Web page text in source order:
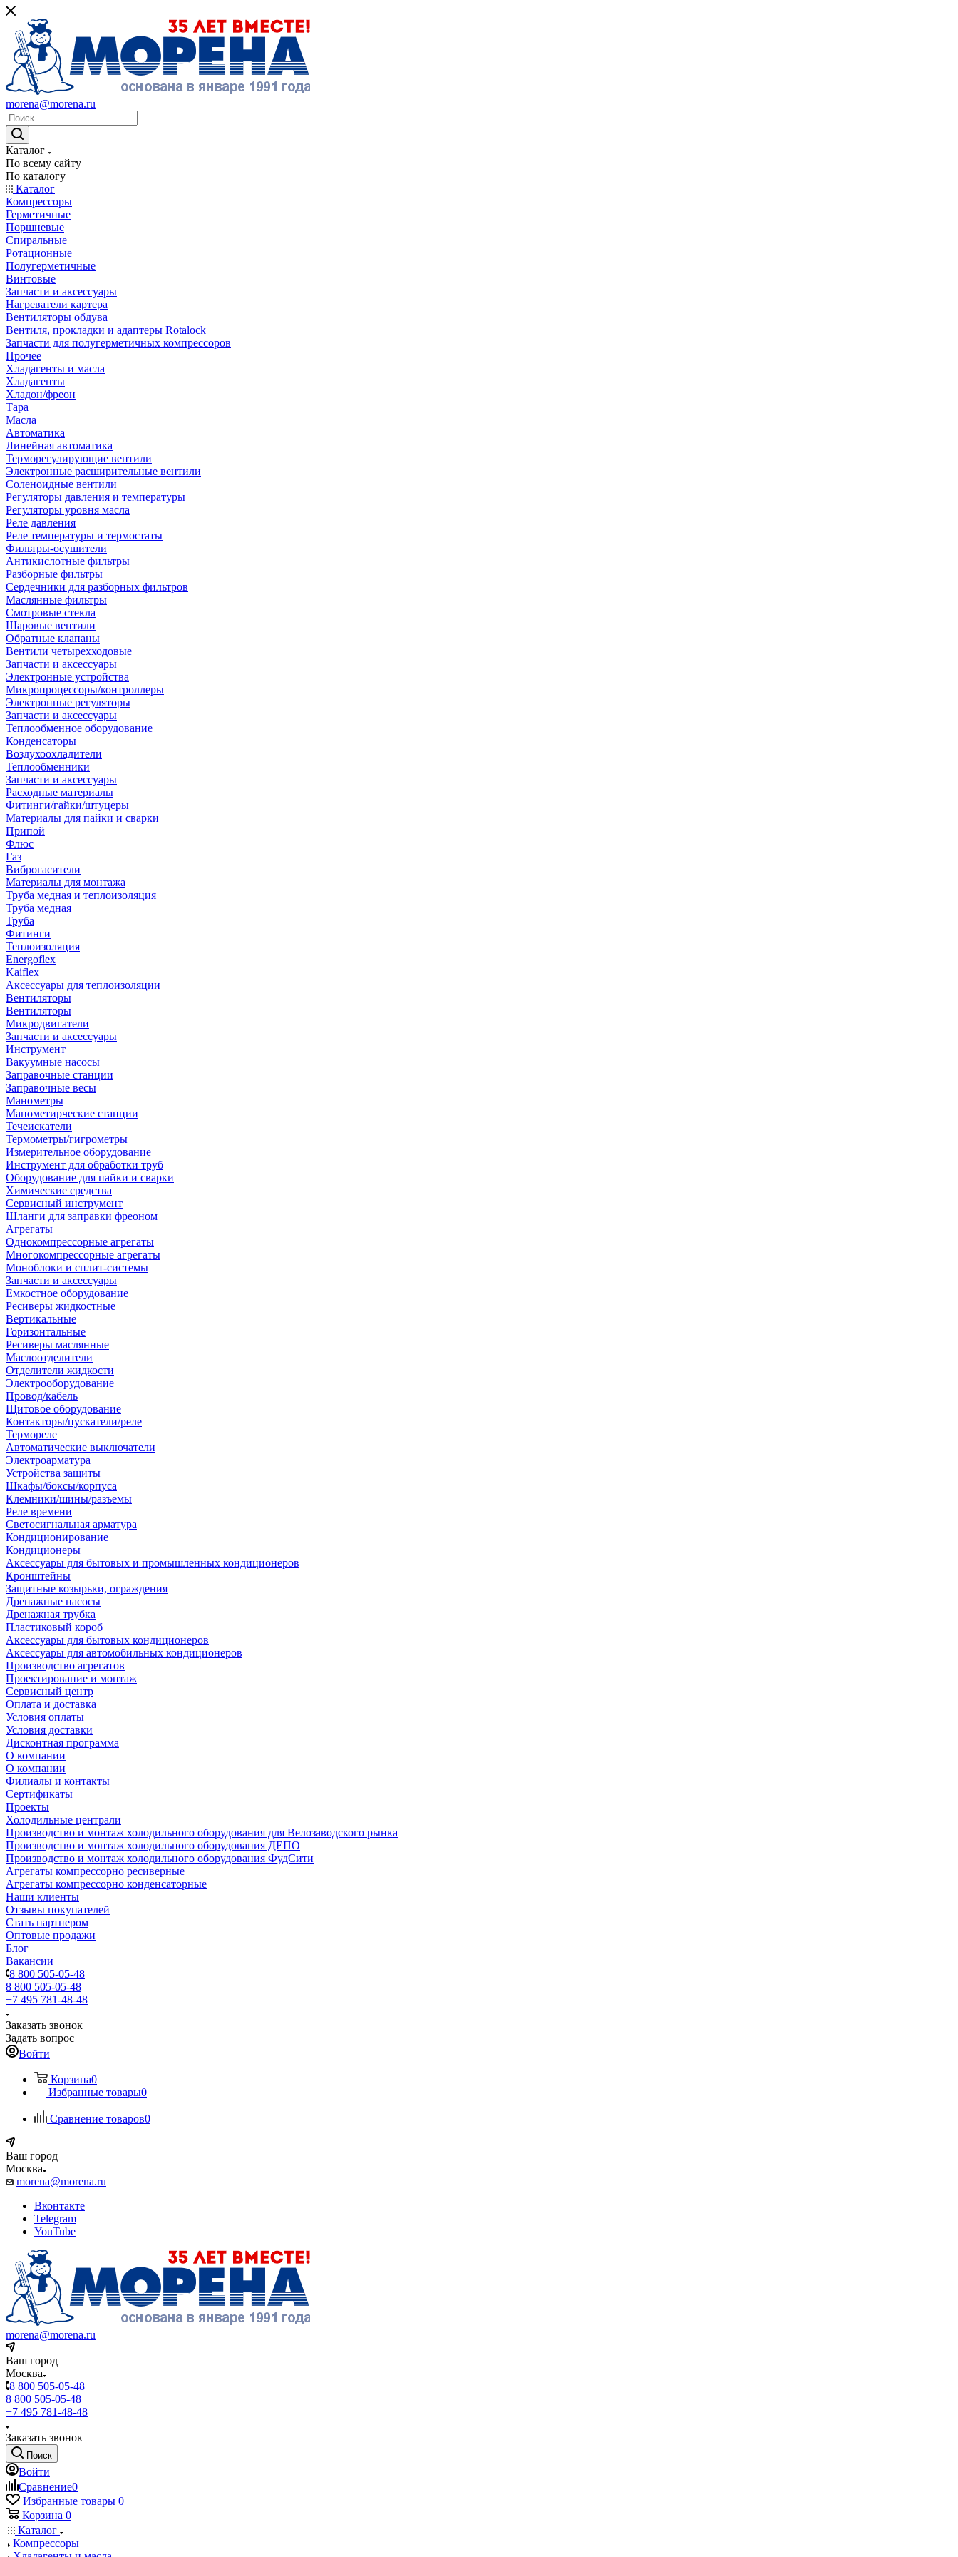
morena@morena.ru
Каталог
По всему сайту
По каталогу
Каталог
Компрессоры
Герметичные
Поршневые
Спиральные
Ротационные
Полугерметичные
Винтовые
Запчасти и аксессуары
Нагреватели картера
Вентиляторы обдува
Вентиля, прокладки и адаптеры Rotalock
Запчасти для полугерметичных компрессоров
Прочее
Хладагенты и масла
Хладагенты
Хладон/фреон
Тара
Масла
Автоматика
Линейная автоматика
Терморегулирующие вентили
Электронные расширительные вентили
Соленоидные вентили
Регуляторы давления и температуры
Регуляторы уровня масла
Реле давления
Реле температуры и термостаты
Фильтры-осушители
Антикислотные фильтры
Разборные фильтры
Сердечники для разборных фильтров
Маслянные фильтры
Смотровые стекла
Шаровые вентили
Обратные клапаны
Вентили четырехходовые
Запчасти и аксессуары
Электронные устройства
Микропроцессоры/контроллеры
Электронные регуляторы
Запчасти и аксессуары
Теплообменное оборудование
Конденсаторы
Воздухоохладители
Теплообменники
Запчасти и аксессуары
Расходные материалы
Фитинги/гайки/штуцеры
Материалы для пайки и сварки
Припой
Флюс
Газ
Виброгасители
Материалы для монтажа
Труба медная и теплоизоляция
Труба медная
Труба
Фитинги
Теплоизоляция
Energoflex
Kaiflex
Аксессуары для теплоизоляции
Вентиляторы
Вентиляторы
Микродвигатели
Запчасти и аксессуары
Инструмент
Вакуумные насосы
Заправочные станции
Заправочные весы
Манометры
Манометирческие станции
Течеискатели
Термометры/гигрометры
Измерительное оборудование
Инструмент для обработки труб
Оборудование для пайки и сварки
Химические средства
Сервисный инструмент
Шланги для заправки фреоном
Агрегаты
Однокомпрессорные агрегаты
Многокомпрессорные агрегаты
Моноблоки и сплит-системы
Запчасти и аксессуары
Емкостное оборудование
Ресиверы жидкостные
Вертикальные
Горизонтальные
Ресиверы маслянные
Маслоотделители
Отделители жидкости
Электрооборудование
Провод/кабель
Щитовое оборудование
Контакторы/пускатели/реле
Термореле
Автоматические выключатели
Электроарматура
Устройства защиты
Шкафы/боксы/корпуса
Клемники/шины/разъемы
Реле времени
Светосигнальная арматура
Кондиционирование
Кондиционеры
Аксессуары для бытовых и промышленных кондиционеров
Кронштейны
Защитные козырьки, ограждения
Дренажные насосы
Дренажная трубка
Пластиковый короб
Аксессуары для бытовых кондиционеров
Аксессуары для автомобильных кондиционеров
Производство агрегатов
Проектирование и монтаж
Сервисный центр
Оплата и доставка
Условия оплаты
Условия доставки
Дисконтная программа
О компании
О компании
Филиалы и контакты
Сертификаты
Проекты
Холодильные централи
Производство и монтаж холодильного оборудования для Велозаводского рынка
Производство и монтаж холодильного оборудования ДЕПО
Производство и монтаж холодильного оборудования ФудСити
Агрегаты компрессорно ресиверные
Агрегаты компрессорно конденсаторные
Наши клиенты
Отзывы покупателей
Стать партнером
Оптовые продажи
Блог
Вакансии
8 800 505-05-48
8 800 505-05-48
+7 495 781-48-48
Заказать звонок
Задать вопрос
Войти
Корзина0
Избранные товары0
Сравнение товаров0
Ваш город
Москва
morena@morena.ru
Вконтакте
Telegram
YouTube
morena@morena.ru
Ваш город
Москва
8 800 505-05-48
8 800 505-05-48
+7 495 781-48-48
Заказать звонок
Поиск
Войти
Сравнение0
Избранные товары 0
Корзина 0
Каталог
Компрессоры